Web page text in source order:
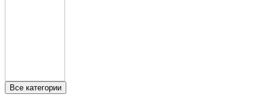
Все категории